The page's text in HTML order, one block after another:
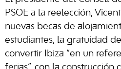
PSOE a la reelección,
nuevas becas de
estudiantes, la gratuidad
convertir Ibiza “en un